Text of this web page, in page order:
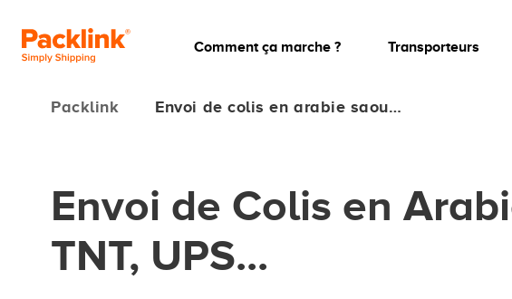
Comment ça marche ? Transporteurs
Packlink Envoi de colis en arabie saou…
Envoi de Colis en
TNT, UPS...